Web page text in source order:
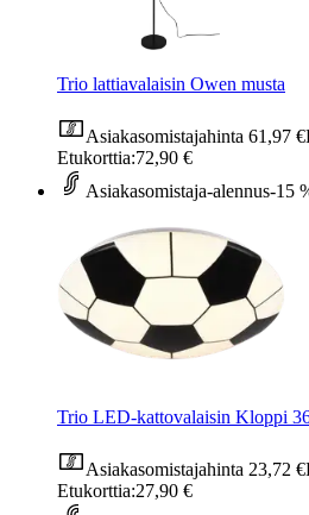
Trio lattiavalaisin Owen musta
Asiakasomistajahinta 61,97 €
Etukorttia:72,90 €
Asiakasomistaja-alennus-15
Trio LED-kattovalaisin Kloppi
Asiakasomistajahinta 23,72 €
Etukorttia:27,90 €